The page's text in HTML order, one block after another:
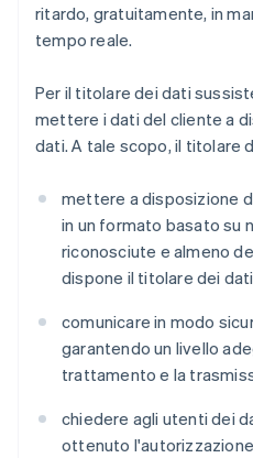
ritardo, gratuitamente, in
tempo reale.
Per il titolare dei dati
mettere i dati del cliente a
dati. A tale scopo, il titolare
mettere a disposizione
in un formato basato su
riconosciute e almeno
dispone il titolare dei
comunicare in modo
garantendo un livello
trattamento e la
chiedere agli utenti dei
ottenuto